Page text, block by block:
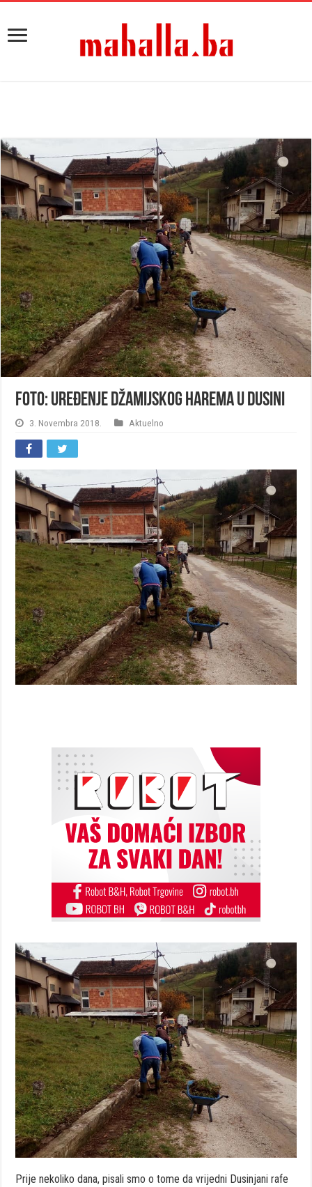
FOTO: Uređenje džamijskog harema u Dusini
3. Novembra 2018. Aktuelno
Prije nekoliko dana, pisali smo o tome da vrijedni Dusinjani rafe